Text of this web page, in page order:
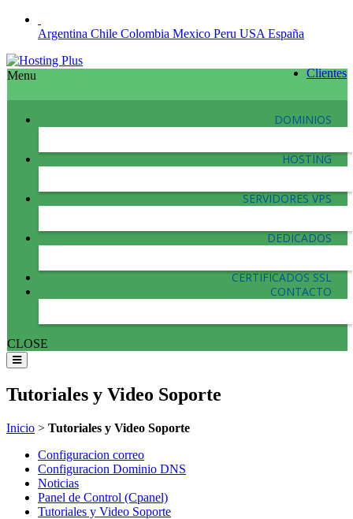
Argentina Chile Colombia Mexico Peru USA España
Clientes
Menu
DOMINIOS
HOSTING
SERVIDORES VPS
DEDICADOS
CERTIFICADOS SSL
CONTACTO
CLOSE
Tutoriales y Video Soporte
Inicio > Tutoriales y Video Soporte
Configuracion correo
Configuracion Dominio DNS
Noticias
Panel de Control (Cpanel)
Tutoriales y Video Soporte